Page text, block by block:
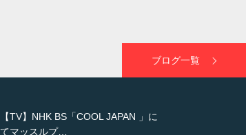
ブログ一覧
【WEB】「猫と焼き芋とマッチョ」
の素材を「ねとらぼ」さんに…